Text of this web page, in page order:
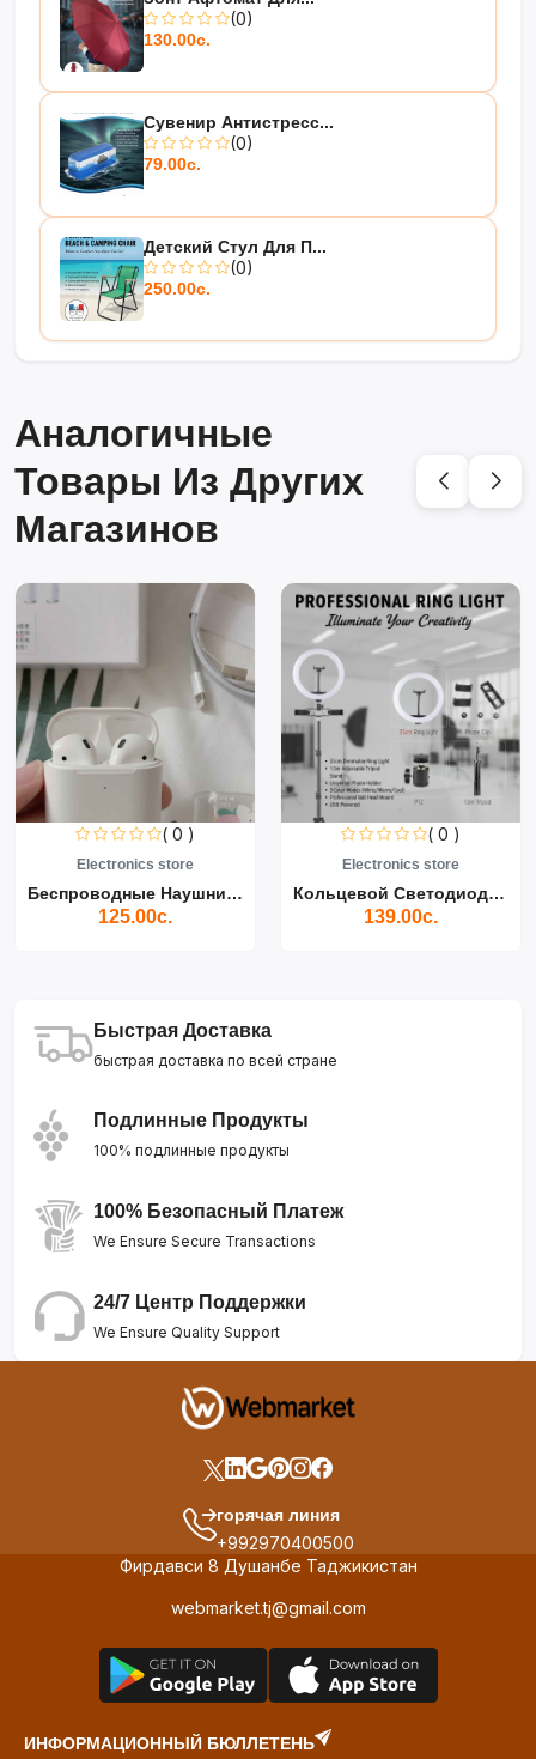
(0)
130.00с.
Сувенир Антистресс...
(0)
79.00с.
Детский Стул Для П...
(0)
250.00с.
Аналогичные
Товары Из Других
Магазинов
( 0 )
Electronics store
Беспроводные Наушники Air...
125.00с.
( 0 )
Electronics store
Кольцевой Светодиодный Св...
139.00с.
Быстрая Доставка
быстрая доставка по всей стране
Подлинные Продукты
100% подлинные продукты
100% Безопасный Платеж
We Ensure Secure Transactions
24/7 Центр Поддержки
We Ensure Quality Support
горячая линия
+992970400500
Фирдавси 8 Душанбе Таджикистан
webmarket.tj@gmail.com
ИНФОРМАЦИОННЫЙ БЮЛЛЕТЕНЬ